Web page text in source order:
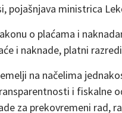
pojašnjava ministrica
o plaćama i
i naknade, platni
na načelima
i fiskalne
za prekovremeni rad,